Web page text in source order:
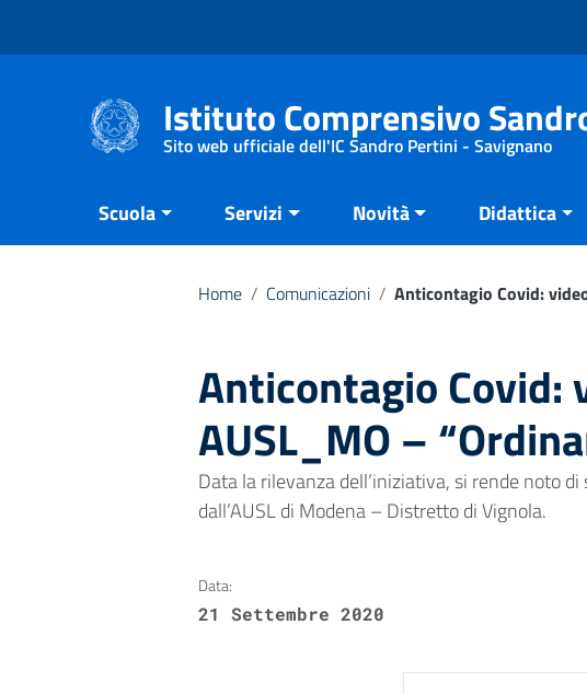
Istituto Comprensivo
Sito web ufficiale dell'IC Sandro Pertini - Savignano
Scuola Servizi Novità Didattica
Home / Comunicazioni / Anticontagio Covid:
Anticontagio Covid:
AUSL_MO –
Data la rilevanza dell’iniziativa, si rende noto
dall’AUSL di Modena – Distretto di Vignola.
Data:
21 Settembre 2020